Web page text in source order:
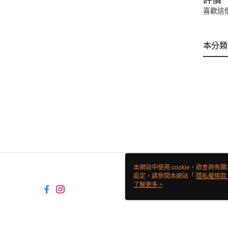
喜歡這
本分
本網站中使用 cookie，欲查詢有
設定，請參閱本網站「 隱私權條款
使用 cookie。
了解更多 >